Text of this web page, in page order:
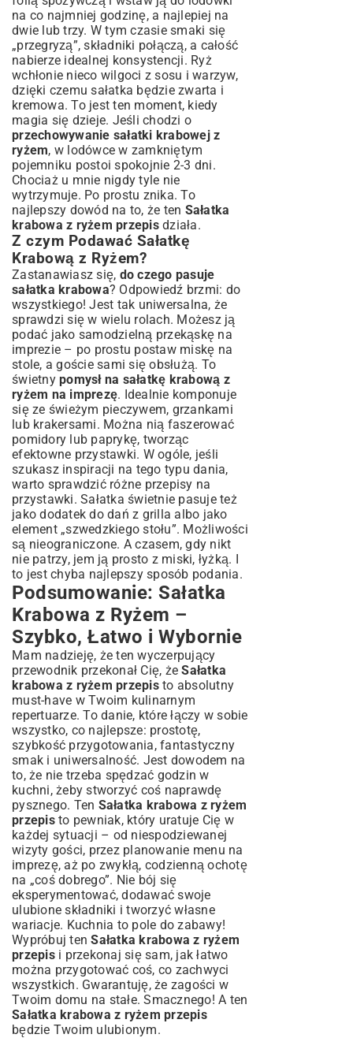
na co najmniej godzinę, a najlepiej na
dwie lub trzy. W tym czasie smaki się
„przegryzą”, składniki połączą, a całość
nabierze idealnej konsystencji. Ryż
wchłonie nieco wilgoci z sosu i warzyw,
dzięki czemu sałatka będzie zwarta i
kremowa. To jest ten moment, kiedy
magia się dzieje. Jeśli chodzi o
przechowywanie sałatki krabowej z
ryżem, w lodówce w zamkniętym
pojemniku postoi spokojnie 2-3 dni.
Chociaż u mnie nigdy tyle nie
wytrzymuje. Po prostu znika. To
najlepszy dowód na to, że ten Sałatka
krabowa z ryżem przepisdziała.
Z czym Podawać Sałatkę
Krabową z Ryżem?
Zastanawiasz się, do czego pasuje
sałatka krabowa? Odpowiedź brzmi: do
wszystkiego! Jest tak uniwersalna, że
sprawdzi się w wielu rolach. Możesz ją
podać jako samodzielną przekąskę na
imprezie – po prostu postaw miskę na
stole, a goście sami się obsłużą. To
świetny pomysł na sałatkę krabową z
ryżem na imprezę. Idealnie komponuje
się ze świeżym pieczywem, grzankami
lub krakersami. Można nią faszerować
pomidory lub paprykę, tworząc
efektowne przystawki. W ogóle, jeśli
szukasz inspiracji na tego typu dania,
warto sprawdzić różne przepisy na
przystawki. Sałatka świetnie pasuje też
jako dodatek do dań z grilla albo jako
element „szwedzkiego stołu”. Możliwości
są nieograniczone. A czasem, gdy nikt
nie patrzy, jem ją prosto z miski, łyżką. I
to jest chyba najlepszy sposób podania.
Podsumowanie: Sałatka
Krabowa z Ryżem –
Szybko, Łatwo i Wybornie
Mam nadzieję, że ten wyczerpujący
przewodnik przekonał Cię, żeSałatka
krabowa z ryżem przepisto absolutny
must-have w Twoim kulinarnym
repertuarze. To danie, które łączy w sobie
wszystko, co najlepsze: prostotę,
szybkość przygotowania, fantastyczny
smak i uniwersalność. Jest dowodem na
to, że nie trzeba spędzać godzin w
kuchni, żeby stworzyć coś naprawdę
pysznego. Ten Sałatka krabowa z ryżem
przepisto pewniak, który uratuje Cię w
każdej sytuacji – od niespodziewanej
wizyty gości, przez planowanie menu na
imprezę, aż po zwykłą, codzienną ochotę
na „coś dobrego”. Nie bój się
eksperymentować, dodawać swoje
ulubione składniki i tworzyć własne
wariacje. Kuchnia to pole do zabawy!
Wypróbuj tenSałatka krabowa z ryżem
przepisi przekonaj się sam, jak łatwo
można przygotować coś, co zachwyci
wszystkich. Gwarantuję, że zagości w
Twoim domu na stałe. Smacznego! A ten
Sałatka krabowa z ryżem przepis
będzie Twoim ulubionym.